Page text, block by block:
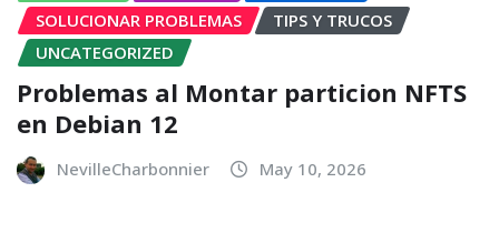
SOLUCIONAR PROBLEMAS
TIPS Y TRUCOS
UNCATEGORIZED
Problemas al Montar particion NFTS
en Debian 12
NevilleCharbonnier May 10, 2026